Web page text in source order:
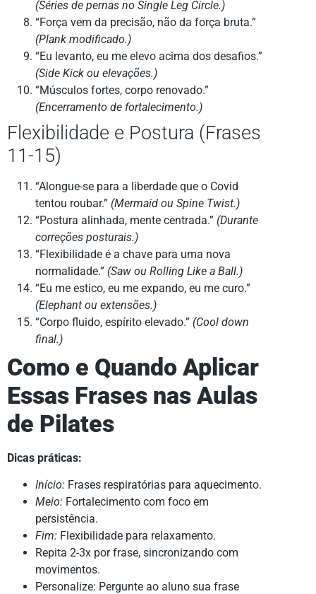
(Séries de pernas no Single Leg Circle.)
“Força vem da precisão, não da força bruta.”
(Plank modificado.)
“Eu levanto, eu me elevo acima dos desafios.”
(Side Kick ou elevações.)
“Músculos fortes, corpo renovado.”
(Encerramento de fortalecimento.)
Flexibilidade e Postura (Frases
11-15)
“Alongue-se para a liberdade que o Covid
tentou roubar.” (Mermaid ou Spine Twist.)
“Postura alinhada, mente centrada.” (Durante
correções posturais.)
“Flexibilidade é a chave para uma nova
normalidade.” (Saw ou Rolling Like a Ball.)
“Eu me estico, eu me expando, eu me curo.”
(Elephant ou extensões.)
“Corpo fluido, espírito elevado.” (Cool down
final.)
Como e Quando Aplicar
Essas Frases nas Aulas
de Pilates
Dicas práticas:
Início: Frases respiratórias para aquecimento.
Meio: Fortalecimento com foco em
persistência.
Fim: Flexibilidade para relaxamento.
Repita 2-3x por frase, sincronizando com
movimentos.
Personalize: Pergunte ao aluno sua frase